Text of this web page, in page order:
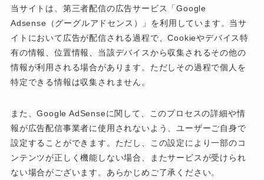
当サイトは、第三者配信の広告サービス「Google
Adsense（グーグルアドセンス）」を利用しています。当サ
イトにおいて広告が配信される過程で、Cookieやデバイス特
有の情報、位置情報、当該デバイスから収集されるその他の
情報が利用される場合があります。ただしその過程で個人を
特定できる情報は収集されません。
また、Google AdSenseに関して、このプロセスの詳細や情
報が広告配信事業者に使用されないよう、ユーザーご自身で
設定することができます。ただし、この設定により一部のコ
ンテンツが正しく機能しない場合、またサービスが受けられ
ない場合がございます。あらかじめご了承ください。